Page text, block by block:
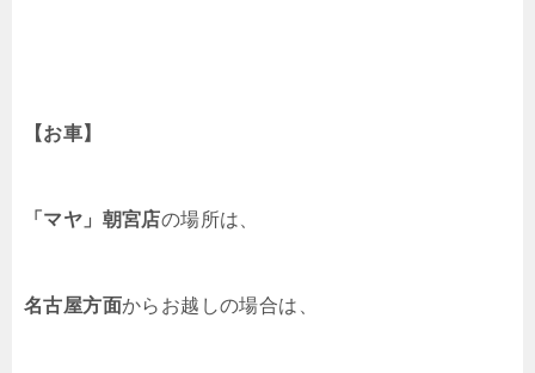
【お車】
「マヤ」朝宮店の場所は、
名古屋方面からお越しの場合は、